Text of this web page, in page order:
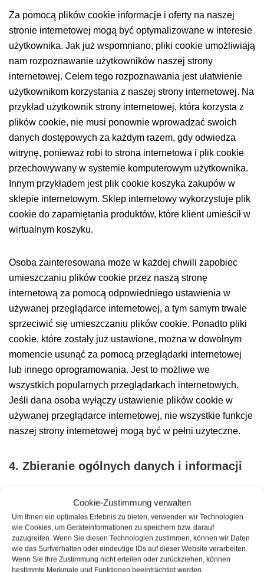
Cookie-Zustimmung verwalten
Um Ihnen ein optimales Erlebnis zu bieten, verwenden wir Technologien
wie Cookies, um Geräteinformationen zu speichern bzw. darauf
zuzugreifen. Wenn Sie diesen Technologien zustimmen, können wir Daten
wie das Surfverhalten oder eindeutige IDs auf dieser Website verarbeiten.
Wenn Sie Ihre Zustimmung nicht erteilen oder zurückziehen, können
bestimmte Merkmale und Funktionen beeinträchtigt werden.
Za pomocą plików cookie informacje i oferty na naszej
stronie internetowej mogą być optymalizowane w interesie
użytkownika. Jak już wspomniano, pliki cookie umożliwiają
nam rozpoznawanie użytkowników naszej strony
internetowej. Celem tego rozpoznawania jest ułatwienie
użytkownikom korzystania z naszej strony internetowej. Na
przykład użytkownik strony internetowej, która korzysta z
plików cookie, nie musi ponownie wprowadzać swoich
danych dostępowych za każdym razem, gdy odwiedza
witrynę, ponieważ robi to strona internetowa i plik cookie
przechowywany w systemie komputerowym użytkownika.
Innym przykładem jest plik cookie koszyka zakupów w
sklepie internetowym. Sklep internetowy wykorzystuje plik
cookie do zapamiętania produktów, które klient umieścił w
wirtualnym koszyku.
Osoba zainteresowana może w każdej chwili zapobiec
umieszczaniu plików cookie przez naszą stronę
internetową za pomocą odpowiedniego ustawienia w
używanej przeglądarce internetowej, a tym samym trwale
sprzeciwić się umieszczaniu plików cookie. Ponadto pliki
cookie, które zostały już ustawione, można w dowolnym
momencie usunąć za pomocą przeglądarki internetowej
lub innego oprogramowania. Jest to możliwe we
wszystkich popularnych przeglądarkach internetowych.
Jeśli dana osoba wyłączy ustawienie plików cookie w
używanej przeglądarce internetowej, nie wszystkie funkcje
naszej strony internetowej mogą być w pełni użyteczne.
4. Zbieranie ogólnych danych i informacji
Witryna versiegelung24.com gromadzi szereg ogólnych
danych i informacji za każdym razem, gdy osoba, której
dane dotyczą, lub zautomatyzowany system, uzyskuje
dostęp do witryny. Te ogólne dane i informacje są
przechowywane w plikach dziennika serwera. (1) rodzaje i